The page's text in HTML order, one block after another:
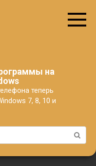
на
теперь
7, 8, 10 и